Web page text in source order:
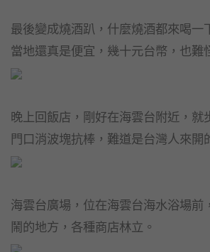
最後變成燒酒趴，什麼燒酒都來喝一
當地還真是便宜，幾十元台幣，也難
晚上回飯店，剛好在海雲台附近，就
門口消波塊抗棒，難道是台灣人來開
海雲台廣場，位在海雲台海水浴場前
鬧的地方，各種商店林立。